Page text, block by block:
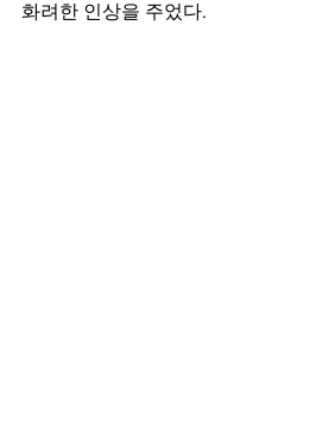
화려한 인상을 주었다.